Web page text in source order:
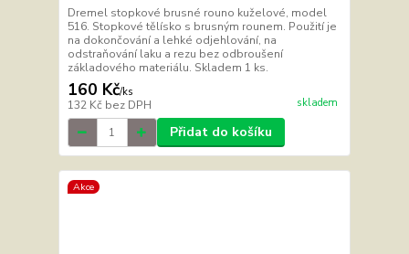
Dremel stopkové brusné rouno kuželové, model
516. Stopkové tělísko s brusným rounem. Použití je
na dokončování a lehké odjehlování, na
odstraňování laku a rezu bez odbroušení
základového materiálu. Skladem 1 ks.
160 Kč/ks
132 Kč bez DPH skladem
Přidat do košíku
Akce